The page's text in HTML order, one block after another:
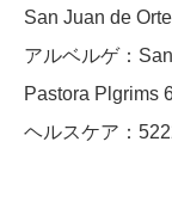
San Juan de
アルベルゲ：
Pastora Plgrims
ヘルスケア：